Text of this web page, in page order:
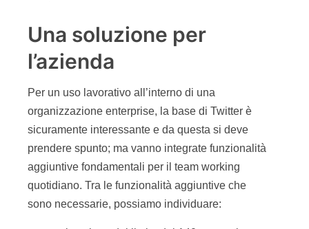
Una soluzione per
l’azienda
Per un uso lavorativo all’interno di una
organizzazione enterprise, la base di Twitter è
sicuramente interessante e da questa si deve
prendere spunto; ma vanno integrate funzionalità
aggiuntive fondamentali per il team working
quotidiano. Tra le funzionalità aggiuntive che
sono necessarie, possiamo individuare: